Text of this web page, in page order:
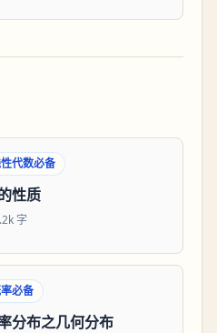
代数必备
性质
字
必备
分布之几何分布